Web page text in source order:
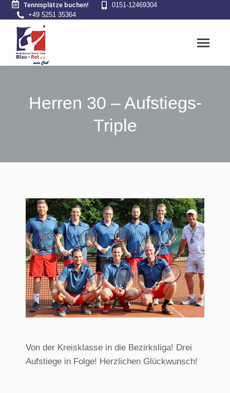
Tennisplätze buchen!
0151-12469304
+49 5251 35364
Herren 30 – Aufstiegs-
Triple
Von der Kreisklasse in die Bezirksliga! Drei
Aufstiege in Folge! Herzlichen Glückwunsch!